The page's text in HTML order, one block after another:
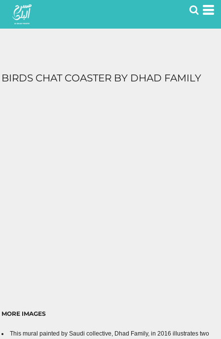
BIRDS CHAT COASTER BY DHAD FAMILY
MORE IMAGES
This mural painted by Saudi collective, Dhad Family, in 2016 illustrates two